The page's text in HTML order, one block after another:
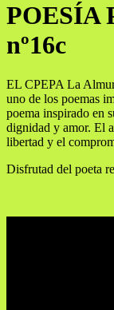
POESÍA
nº16c
EL CPEPA La
uno de los poemas
poema inspirado en
dignidad y amor. El
libertad y el
Disfrutad del poeta